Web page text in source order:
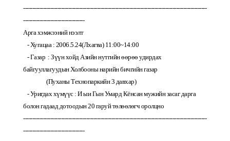
------------------------------------------------------------------------------------------------------
----------------------------------
Арга хэмжээний нээлт
- Хугацаа : 2006.5.24(Лхагва) 11:00~14:00
- Газар : Зүүн хойд Азийн нутгийн өөрөө удирдах
байгууллагуудын Холбооны нарийн бичгийн газар
(Пуханы Технопаркийн 3 давхар)
- Уригдах хүмүүс : И ыи Гын Умард Кёнсан мужийн засаг дарга
болон гадаад дотоодын 20 гаруй төлөөлөгч оролцно
------------------------------------------------------------------------------------------------------
----------------------------------